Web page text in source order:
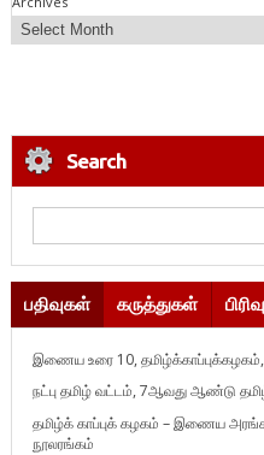
Search
பதிவுகள் கருத்துகள்
இணைய உரை 10, தமிழ்க்காப்புக்கழகம்,
நட்பு தமிழ் வட்டம், 7ஆவது ஆண்டு
தமிழ்க் காப்புக் கழகம் – இணைய
நூலரங்கம்